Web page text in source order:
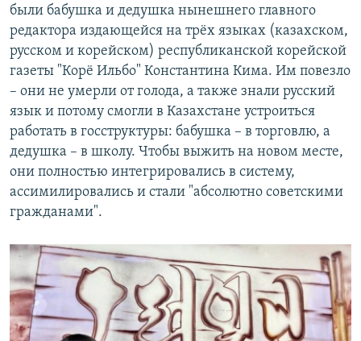
были бабушка и дедушка нынешнего главного
редактора издающейся на трёх языках (казахском,
русском и корейском) республиканской корейской
газеты "Корё Ильбо" Константина Кима. Им повезло
– они не умерли от голода, а также знали русский
язык и потому смогли в Казахстане устроиться
работать в госструктуры: бабушка – в торговлю, а
дедушка – в школу. Чтобы выжить на новом месте,
они полностью интегрировались в систему,
ассимилировались и стали "абсолютно советскими
гражданами".